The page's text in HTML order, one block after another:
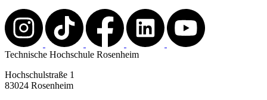
Technische Hochschule Rosenheim
Hochschulstraße 1
83024 Rosenheim